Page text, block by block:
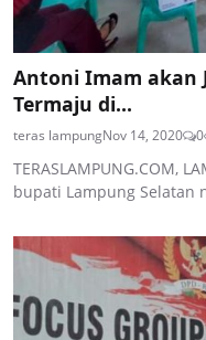
Antoni Imam akan
Termaju di...
teras lampungNov 14, 2020 0
TERASLAMPUNG.COM,
bupati Lampung Selatan